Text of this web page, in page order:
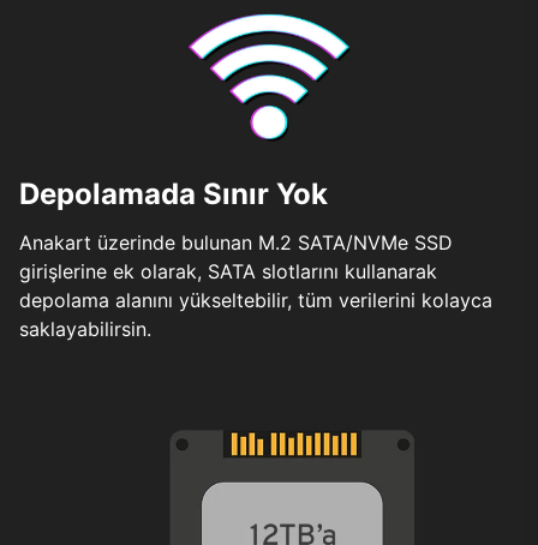
Depolamada Sınır Yok
Anakart üzerinde bulunan M.2 SATA/NVMe SSD
girişlerine ek olarak, SATA slotlarını kullanarak
depolama alanını yükseltebilir, tüm verilerini kolayca
saklayabilirsin.